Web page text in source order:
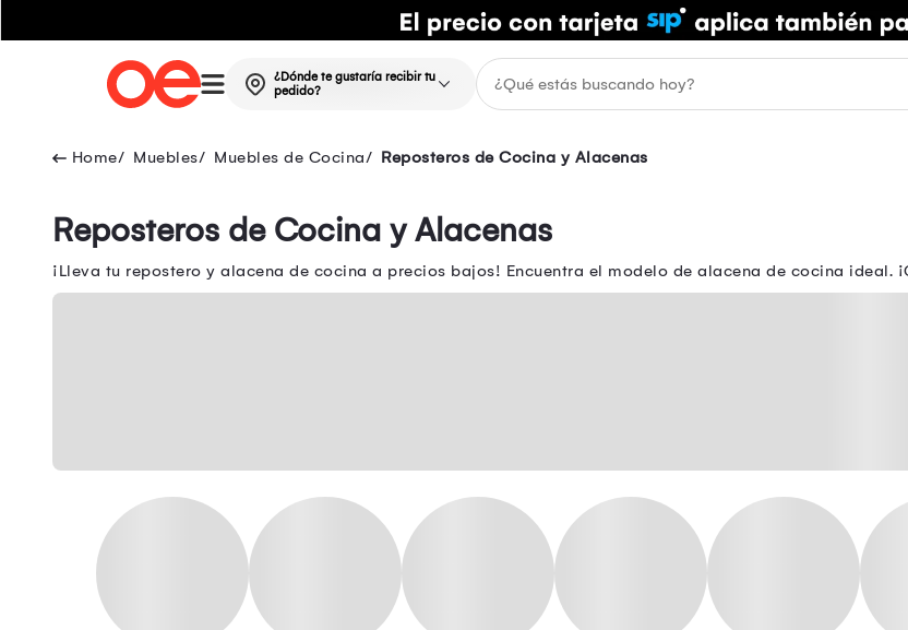
¿Dónde te gustaría recibir tu
pedido?
Muebles Muebles de Cocina Reposteros de Cocina y Alacenas
Reposteros de Cocina y Alacenas
¡Lleva tu repostero y alacena de cocina a precios bajos! Encuentra el modelo de alacena de cocina ideal.